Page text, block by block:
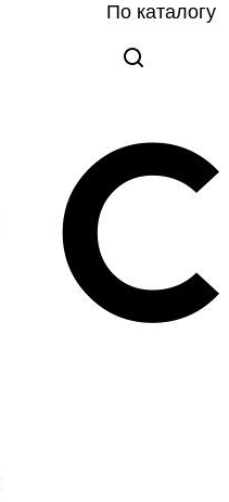
По каталогу